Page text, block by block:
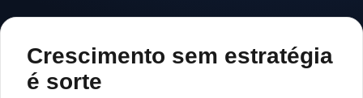
Crescimento sem estratégia
é sorte